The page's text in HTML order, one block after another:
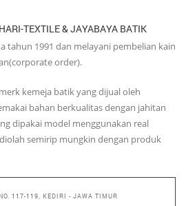
TEXTILE & JAYABAYA BATIK
tahun 1991 dan melayani pembelian kain
order).
kemeja batik yang dijual oleh
bahan berkualitas dengan jahitan
dipakai model menggunakan real
semirip mungkin dengan produk
117-119, KEDIRI - JAWA TIMUR